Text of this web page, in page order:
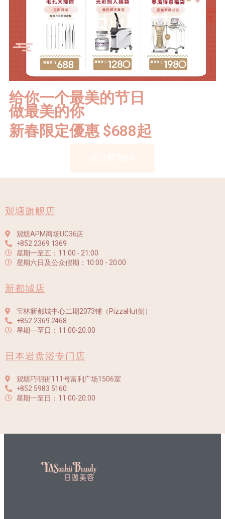
给你一个最美的节日
做最美的你
新春限定優惠 $688起
观塘旗舰店
观塘APM商场UC36店
+852 2369 1369
星期一至五：11:00 - 21:00
星期六日及公众假期：10:00 - 20:00
新都城店
宝林新都城中心二期2073铺（PizzaHut侧）
+852 2369 2468
星期一至日：11:00-20:00
日本岩盘浴专门店
观塘巧明街111号富利广场1506室
+852 5983 5160
星期一至日：11:00-20:00